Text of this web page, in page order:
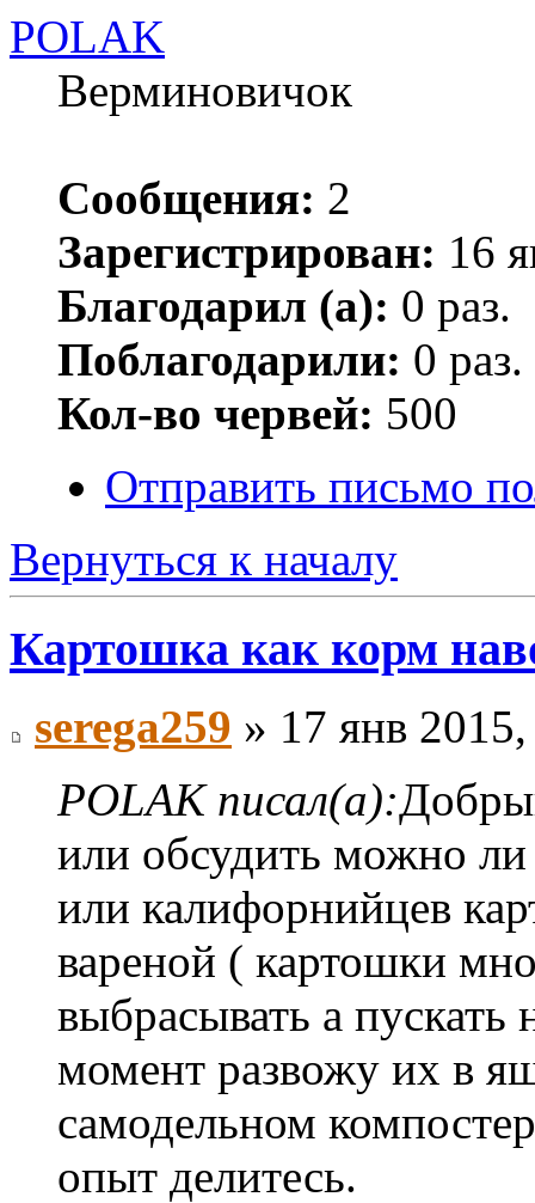
POLAK
Верминовичок
Сообщения: 2
Зарегистрирован: 16
Благодарил (а): 0 раз.
Поблагодарили: 0 раз.
Кол-во червей: 500
Отправить письмо
Вернуться к началу
Картошка как корм
serega259 » 17 янв
POLAK писал(а):
или обсудить можно
или калифорнийцев
вареной ( картошки
выбрасывать а
момент развожу их в
самодельном
опыт делитесь.